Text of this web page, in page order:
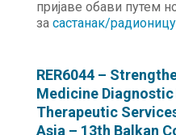
пријаве обави путем
за састанак/радионицу
RER6044 –
Medicine Diagnostic
Therapeutic
Asia – 13th Balkan